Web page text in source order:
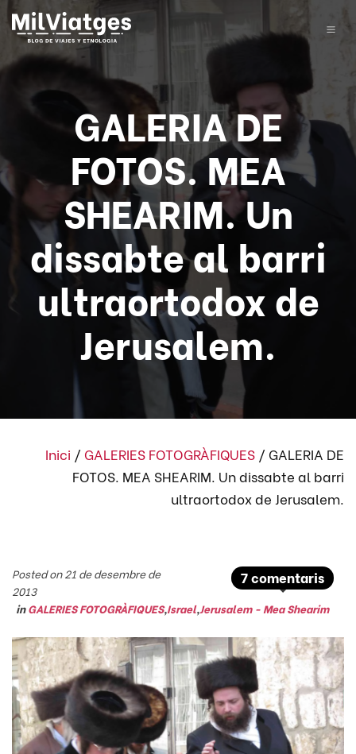
GALERIA DE
FOTOS. MEA
SHEARIM. Un
dissabte al barri
ultraortodox de
Jerusalem.
Inici / GALERIES FOTOGRÀFIQUES / GALERIA DE
FOTOS. MEA SHEARIM. Un dissabte al barri
ultraortodox de Jerusalem.
7 comentaris
Posted on 21 de desembre de
2013
inGALERIES FOTOGRÀFIQUES,Israel,Jerusalem - Mea Shearim